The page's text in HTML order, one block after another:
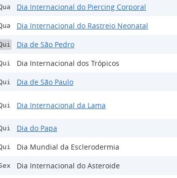
Dia Internacional do Piercing Corporal
Dia Internacional do Rastreio Neonatal
Dia de São Pedro
Dia Internacional dos Trópicos
Dia de São Paulo
Dia Internacional da Lama
Dia do Papa
Dia Mundial da Esclerodermia
Dia Internacional do Asteroide